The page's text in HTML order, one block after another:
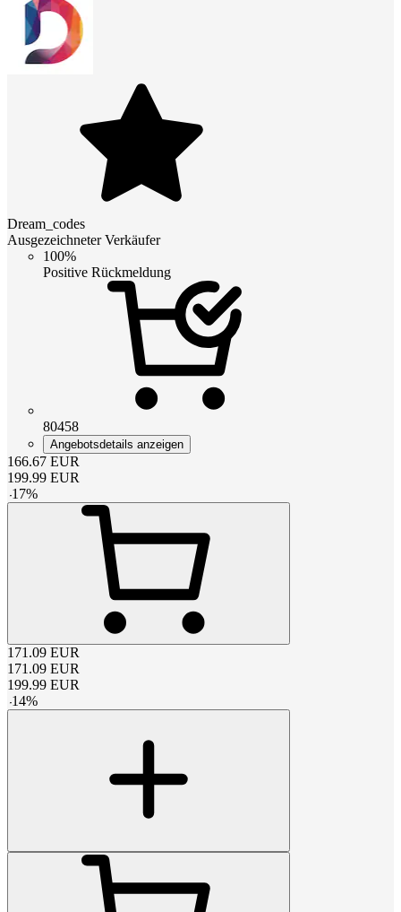
Dream_codes
Ausgezeichneter Verkäufer
100%
Positive Rückmeldung
80458
Angebotsdetails anzeigen
166.67 EUR
199.99 EUR
-17%
171.09 EUR
171.09 EUR
199.99 EUR
-14%